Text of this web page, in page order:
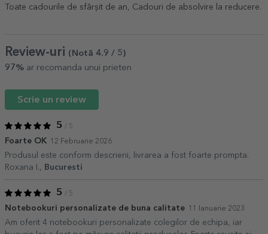
Toate cadourile de sfârșit de an
Cadouri de absolvire la reducere.
Review-uri (Notă 4.9 / 5)
97% ar recomanda unui prieten
Scrie un review
5 / 5
Foarte OK 12 Februarie 2026
Produsul este conform descrierii, livrarea a fost foarte prompta.
Roxana I.,
Bucuresti
5 / 5
Notebookuri personalizate de buna calitate 11 Ianuarie 2023
Am oferit 4 notebookuri personalizate colegilor de echipa, iar